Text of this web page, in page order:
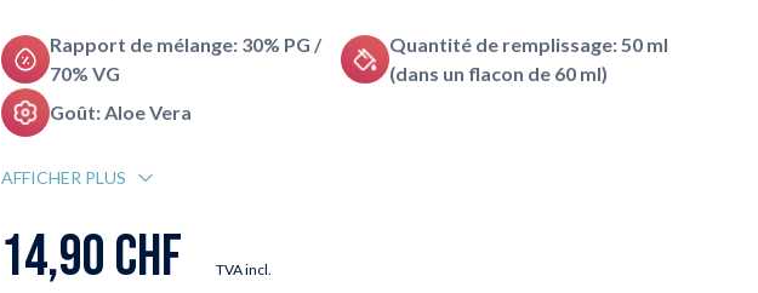
Rapport de mélange: 30% PG /
70% VG
Quantité de remplissage: 50 ml
(dans un flacon de 60 ml)
Goût: Aloe Vera
AFFICHER PLUS
14,90 CHF TVA incl.